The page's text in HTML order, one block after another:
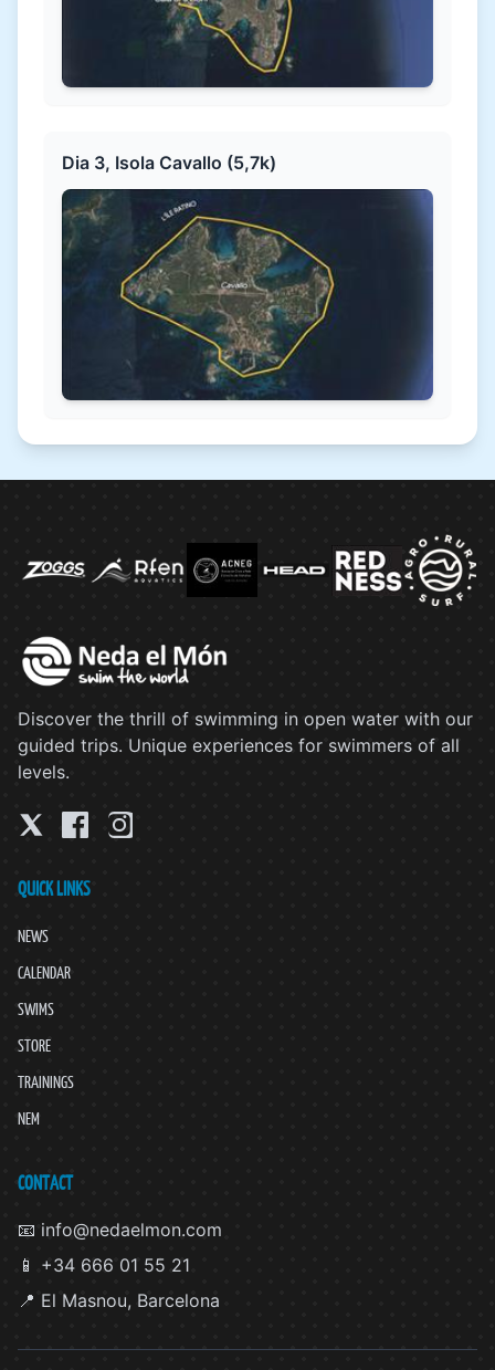
Dia 3, Isola Cavallo (5,7k)
Discover the thrill of swimming in open water with our
guided trips. Unique experiences for swimmers of all
levels.
QUICK LINKS
NEWS
CALENDAR
SWIMS
STORE
TRAININGS
NEM
CONTACT
📧 info@nedaelmon.com
📱 +34 666 01 55 21
📍 El Masnou, Barcelona